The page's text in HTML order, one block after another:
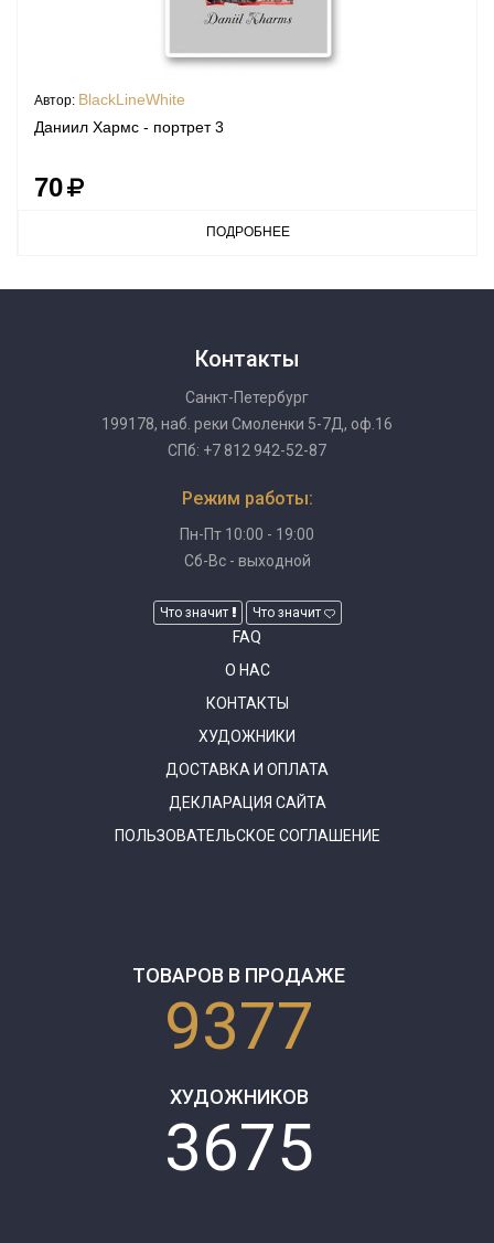
Автор: BlackLineWhite
Даниил Хармс - портрет 3
70
ПОДРОБНЕЕ
Контакты
Санкт-Петербург
199178, наб. реки Смоленки 5-7Д, оф.16
СПб: +7 812 942-52-87
Режим работы:
Пн-Пт 10:00 - 19:00
Сб-Вс - выходной
Что значит Что значит
FAQ
О НАС
КОНТАКТЫ
ХУДОЖНИКИ
ДОСТАВКА И ОПЛАТА
ДЕКЛАРАЦИЯ САЙТА
ПОЛЬЗОВАТЕЛЬСКОЕ СОГЛАШЕНИЕ
ТОВАРОВ В ПРОДАЖЕ
9377
ХУДОЖНИКОВ
3675